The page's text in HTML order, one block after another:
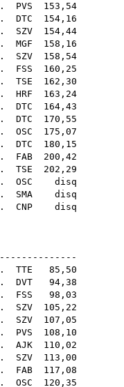
. PVS 153,54
DTC 154,16
. SZV 154,44
. MGF 158,16
. SZV 158,54
. FSS 160,25
. TSE 162,30
. HRF 163,24
. DTC 164,43
. DTC 170,55
. OSC 175,07
. DTC 180,15
. FAB 200,42
. TSE 202,29
. OSC disq
. SMA disq
. CNP disq
. TTE 85,50
. DVT 94,38
. FSS 98,03
. SZV 105,22
. SZV 107,05
PVS 108,10
. AJK 110,02
. SZV 113,00
. FAB 117,08
. OSC 120,35